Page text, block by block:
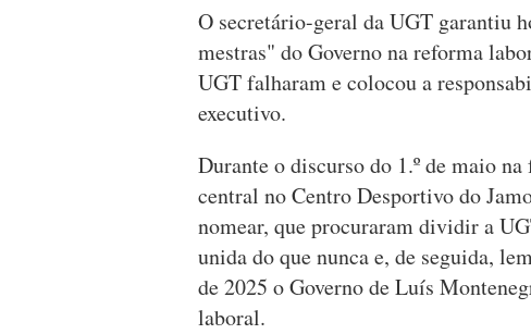
O secretário-geral da UGT garantiu
mestras" do Governo na reforma
UGT falharam e colocou a
executivo.
Durante o discurso do 1.º de maio
central no Centro Desportivo do
nomear, que procuraram dividir a
unida do que nunca e, de seguida,
de 2025 o Governo de Luís
laboral.